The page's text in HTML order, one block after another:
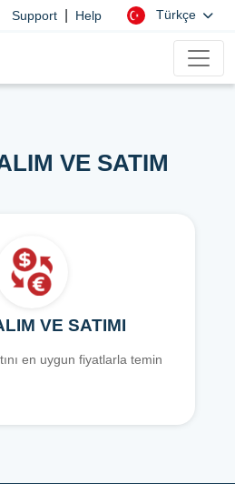
Support Help Türkçe
VE SATIM
VE SATIMI
en uygun fiyatlarla temin